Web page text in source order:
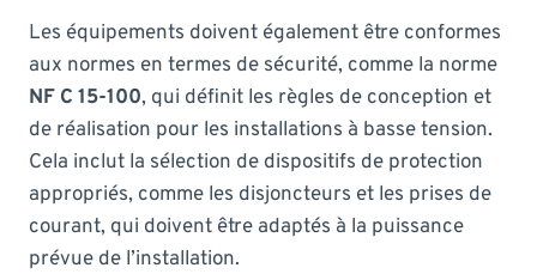
Les équipements doivent également être conformes
aux normes en termes de sécurité, comme la norme
NF C 15-100, qui définit les règles de conception et
de réalisation pour les installations à basse tension.
Cela inclut la sélection de dispositifs de protection
appropriés, comme les disjoncteurs et les prises de
courant, qui doivent être adaptés à la puissance
prévue de l’installation.